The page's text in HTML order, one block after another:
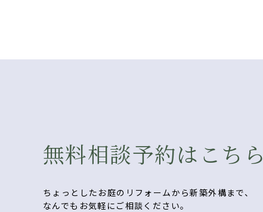
無料相談予約はこちら
ちょっとしたお庭のリフォームから新築外構まで、
なんでもお気軽にご相談ください。